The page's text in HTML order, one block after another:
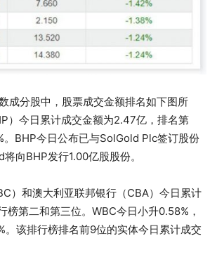
成分股中，股票成交金额排名如下图所
）今日累计成交金额为2.47亿，排名第
。BHP今日公布已与SolGold Plc签订股份
向BHP发行1.00亿股股份。
）和澳大利亚联邦银行（CBA）今日累计
榜第二和第三位。WBC今日小升0.58%，
。该排行榜排名前9位的实体今日累计成交